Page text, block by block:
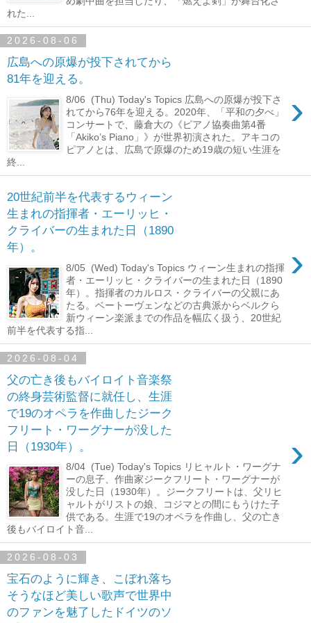
れた...
2026-08-06
広島への原爆が投下されてから
81年を迎える。
›
8/06 (Thu) Today's Topics 広島への原爆が投下さ
れてから76年を迎える。2020年、「平和の夕べ」
コンサートで、藤倉大の《ピアノ協奏曲第4番
「Akiko’s Piano」》が世界初演された。アキコの
ピアノとは、広島で原爆のため19歳の短い生涯を
終...
20世紀前半を代表するウィーン
生まれの指揮者・エーリッヒ・
クライバーの生まれた日（1890
年）。
›
8/05 (Wed) Today's Topics ウィーン生まれの指揮
者・エーリッヒ・クライバーの生まれた日（1890
年）。指揮者のカルロス・クライバーの父親にあ
たる。ベートーヴェンなどの古典派からベルクら
新ウィーン楽派までの作品を幅広く扱う、20世紀
前半を代表する指...
2026-08-04
父の亡き後もバイロイト音楽祭
の終身芸術監督に就任し、生涯
で19のオペラを作曲したジーク
フリート・ワーグナーが没した
日（1930年）。
›
8/04 (Tue) Today's Topics リヒャルト・ワーグナ
ーの息子、作曲家ジークフリート・ワーグナーが
没した日（1930年）。ジークフリートは、父リヒ
ャルトがリストの娘、コジマとの間にもうけた子
供である。生涯で19のオペラを作曲し、父の亡き
後もバイロイト音...
2026-08-03
宝石のように輝き、こぼれ落ち
そうなほど美しい歌声で世界中
のファンを魅了したドイツのソ